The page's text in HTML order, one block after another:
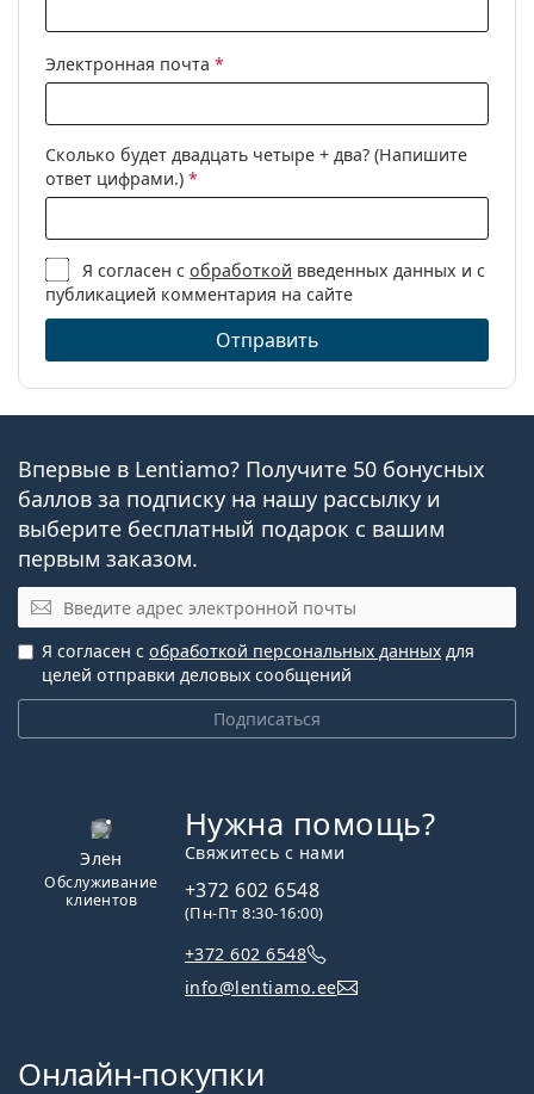
Электронная почта *
Сколько будет двадцать четыре + два? (Напишите
ответ цифрами.) *
Я согласен собработкой введенных данных и с
публикацией комментария на сайте
Отправить
Впервые в Lentiamo? Получите 50 бонусных
баллов за подписку на нашу рассылку и
выберите бесплатный подарок с вашим
первым заказом.
Электронная почта
Подписаться
Я согласен с обработкой персональных данных для
целей отправки деловых сообщений
Элен
Обслуживание
клиентов
Нужна помощь?
Свяжитесь с нами
+372 602 6548
(Пн-Пт 8:30-16:00)
+372 602 6548
info@lentiamo.ee
Онлайн-покупки